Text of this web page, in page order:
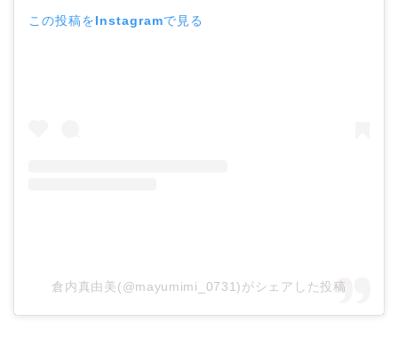
この投稿をInstagramで見る
倉内真由美(@mayumimi_0731)がシェアした投稿